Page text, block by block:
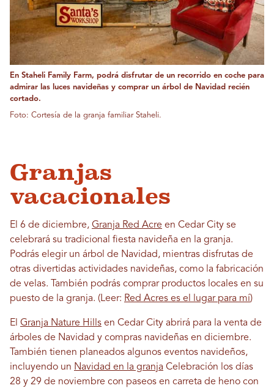
En Staheli Family Farm, podrá disfrutar de un recorrido en coche para
admirar las luces navideñas y comprar un árbol de Navidad recién
cortado.
Foto: Cortesía de la granja familiar Staheli.
Granjas
vacacionales
El 6 de diciembre, Granja Red Acre en Cedar City se
celebrará su tradicional fiesta navideña en la granja.
Podrás elegir un árbol de Navidad, mientras disfrutas de
otras divertidas actividades navideñas, como la fabricación
de velas. También podrás comprar productos locales en su
puesto de la granja. (Leer: Red Acres es el lugar para mí)
El Granja Nature Hills en Cedar City abrirá para la venta de
árboles de Navidad y compras navideñas en diciembre.
También tienen planeados algunos eventos navideños,
incluyendo un Navidad en la granja Celebración los días
28 y 29 de noviembre con paseos en carreta de heno con